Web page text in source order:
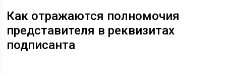
Как отражаются полномочия
представителя в реквизитах
подписанта